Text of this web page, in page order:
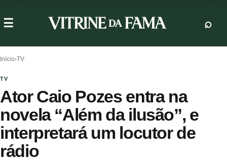
Início›TV
TV
Ator Caio Pozes entra na
novela “Além da ilusão”, e
interpretará um locutor de
rádio